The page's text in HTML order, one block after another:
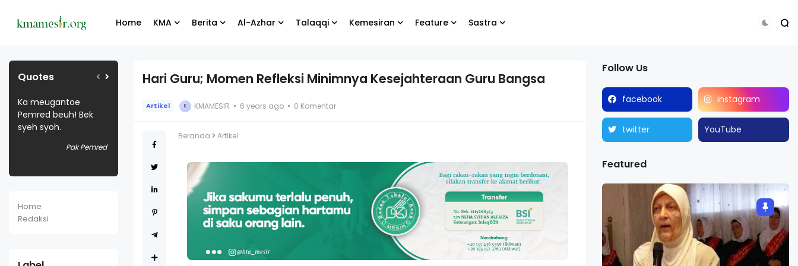
Home KMA Berita Al-Azhar Talaqqi Kemesiran Feature Sastra
Quotes
Eh Malam Bek
Meugadang
When you give joy to
other people, you get
Selamat bergabung
Biarlah yang lain
Home
Redaksi
Hari Guru; Momen Refleksi Minimnya Kesejahteraan Guru Bangsa
Artikel K KMAMESIR 6 years ago 0 Komentar
Beranda Artikel
Follow Us
facebook instagram
twitter YouTube
Featured